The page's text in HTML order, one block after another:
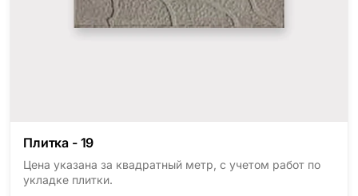
Плитка - 19
Цена указана за квадратный метр, с учетом работ по
укладке плитки.